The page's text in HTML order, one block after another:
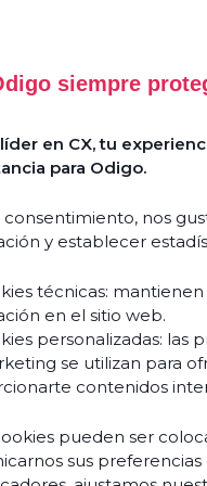
siempre
en CX, tu
para Odigo.
consentimiento, nos
y establecer
técnicas:
en el sitio web.
personalizadas: las
se utilizan para
contenidos
pueden ser
sus
Success
Guides
&
blancs
Blogs
Podcasts
AI
client
et
vos
équipes